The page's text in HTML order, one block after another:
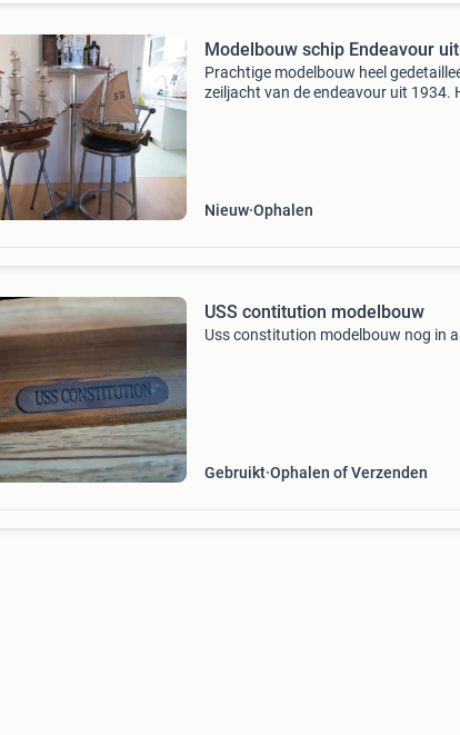
Modelbouw schip Endeavour
Prachtige modelbouw heel
zeiljacht van de endeavour uit 1934.
Nieuw Ophalen
USS contitution modelbouw
Uss constitution modelbouw nog in
Gebruikt Ophalen of Verzenden